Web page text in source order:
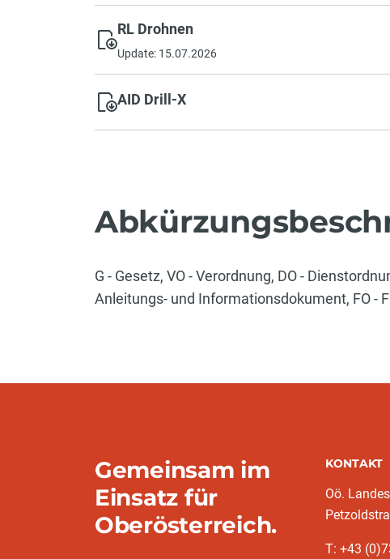
RL Drohnen
Update: 15.07.2026
AID Drill-X
G - Gesetz, VO - Verordnung, DO -
Anleitungs- und Informationsdokument, FO -
Gemeinsam im
Einsatz für
Oberösterreich.
KONTAKT
Oö.
T: +43